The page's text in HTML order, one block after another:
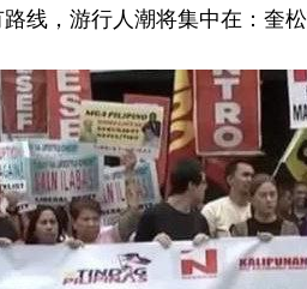
线，游行人潮将集中在：奎